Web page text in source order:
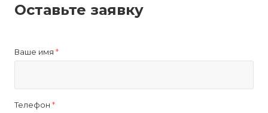
Оставьте заявку
Ваше имя *
Телефон *